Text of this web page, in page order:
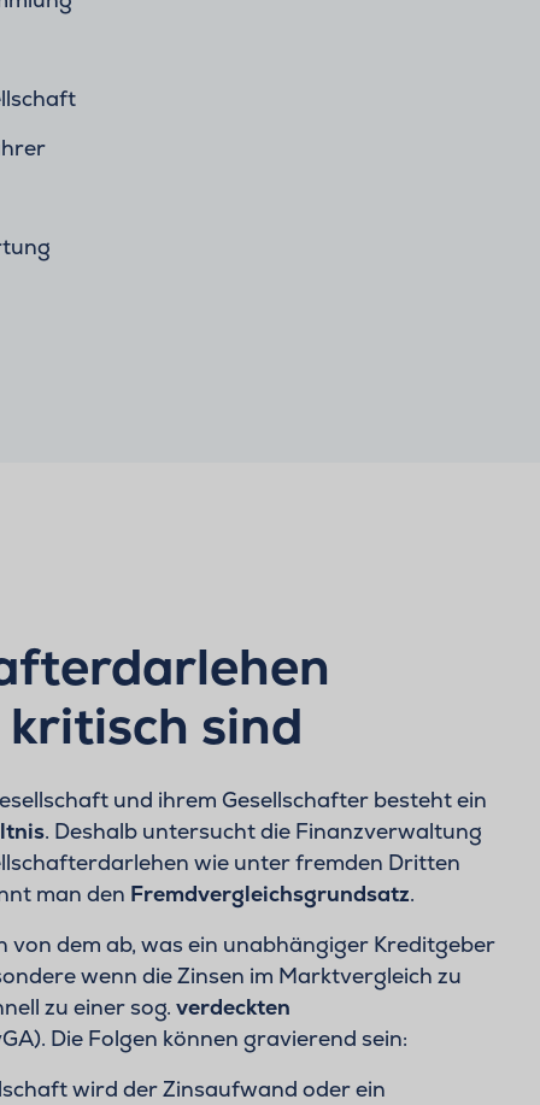
sind
und ihrem Gesellschafter besteht ein
. Deshalb untersucht die Finanzverwaltung
wie unter fremden Dritten
man den Fremdvergleichsgrundsatz.
von dem ab, was ein unabhängiger Kreditgeber
wenn die Zinsen im Marktvergleich zu
zu einer sog. verdeckten
Die Folgen können gravierend sein:
wird der Zinsaufwand oder ein